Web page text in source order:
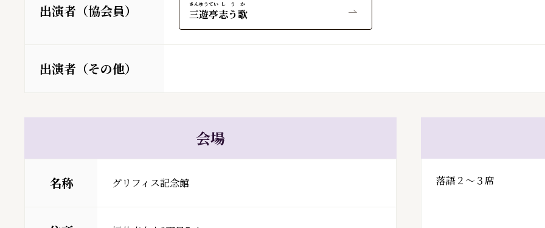
出演者（協会員） 三遊亭
さんゆうてい
志う歌
しうか
出演者（その他）
会場
名称 グリフィス記念館 落語２～３席